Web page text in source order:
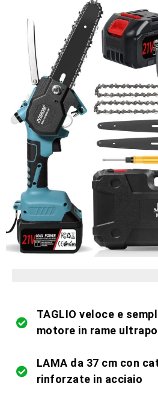
TAGLIO veloce e
motore in rame
LAMA da 37 cm con
rinforzate in acciaio